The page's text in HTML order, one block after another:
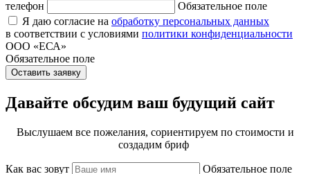
телефон
Обязательное поле
Я даю согласие на обработку персональных данных
в соответствии с условиями политики конфиденциальности
ООО «ЕСА»
Обязательное поле
Оставить заявку
Давайте обсудим ваш будущий сайт
Выслушаем все пожелания, сориентируем по стоимости и
создадим бриф
Как вас зовут
Обязательное поле